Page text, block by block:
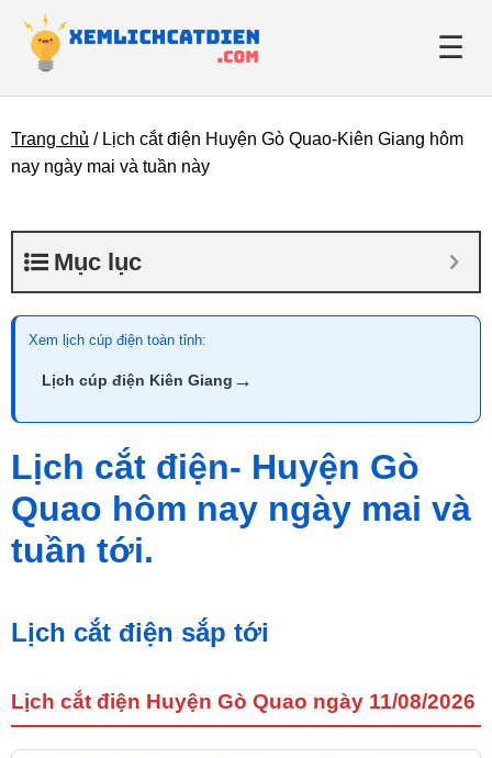
☰
Giới thiệu
Tin tức
Trang chủ / Lịch cắt điện Huyện Gò Quao-Kiên Giang hôm
nay ngày mai và tuần này
Mục lục
Xem lịch cúp điện toàn tỉnh:
Lịch cúp điện Kiên Giang →
Lịch cắt điện- Huyện Gò
Quao hôm nay ngày mai và
tuần tới.
Lịch cắt điện sắp tới
Lịch cắt điện Huyện Gò Quao ngày 11/08/2026